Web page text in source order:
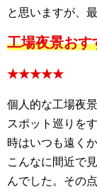
と思いますが、
工場夜景おす
★★★★★
個人的な工場夜
スポット巡りを
時はいつも遠く
こんなに間近で
んでした。その